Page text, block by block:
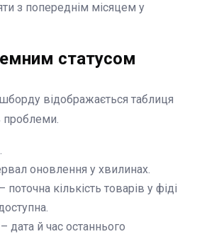
з попереднім місяцем у
статусом
відображається таблиця
проблеми.
оновлення у хвилинах.
– поточна кількість товарів у фіді
– дата й час останнього